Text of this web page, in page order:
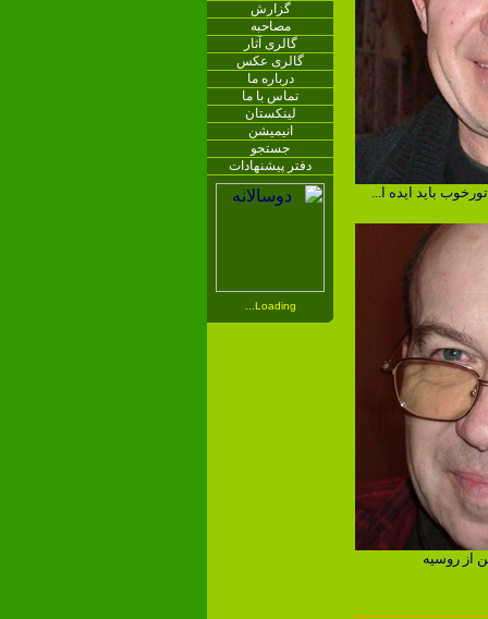
گزارش
مصاحبه
گالری آثار
گالری عکس
درباره ما
تماس با ما
لینکستان
انیمیشن
جستجو
دفتر پیشنهادات
Loading...
باید ایده ا...
از روسیه